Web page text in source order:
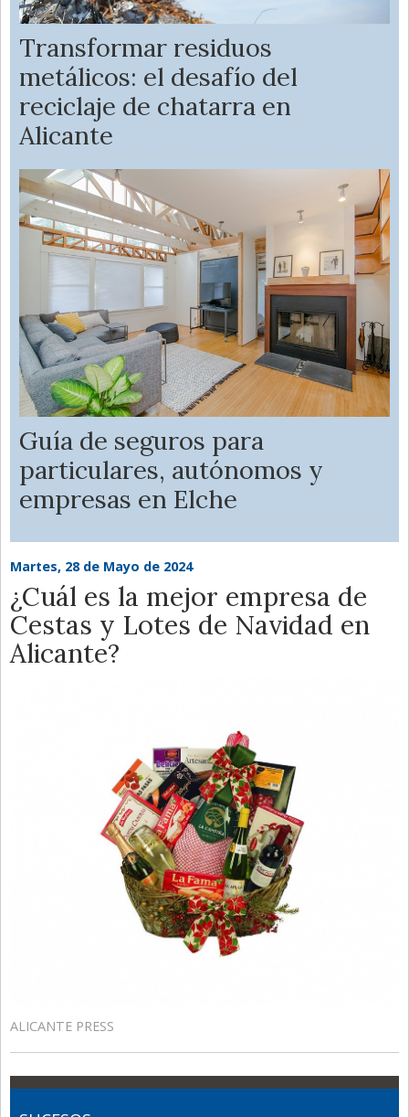
Transformar residuos
metálicos: el desafío del
reciclaje de chatarra en
Alicante
Guía de seguros para
particulares, autónomos y
empresas en Elche
Martes, 28 de Mayo de 2024
¿Cuál es la mejor empresa de
Cestas y Lotes de Navidad en
Alicante?
ALICANTE PRESS